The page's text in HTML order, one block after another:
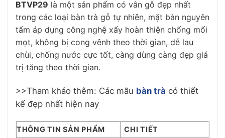
BTVP29 là một sản phẩm có vân gỗ đẹp nhất
trong các loại bàn trà gỗ tự nhiên, mặt bàn nguyên
tấm áp dụng công nghệ xấy hoàn thiện chống mối
mọt, không bị cong vênh theo thời gian, dễ lau
chùi, chống nước cực tốt, càng dùng càng đẹp giá
trị tăng theo thời gian.
>>Tham khảo thêm: Các mẫu bàn trà có thiết
kế đẹp nhất hiện nay
THÔNG TIN SẢN PHẨM
CHI TIẾT